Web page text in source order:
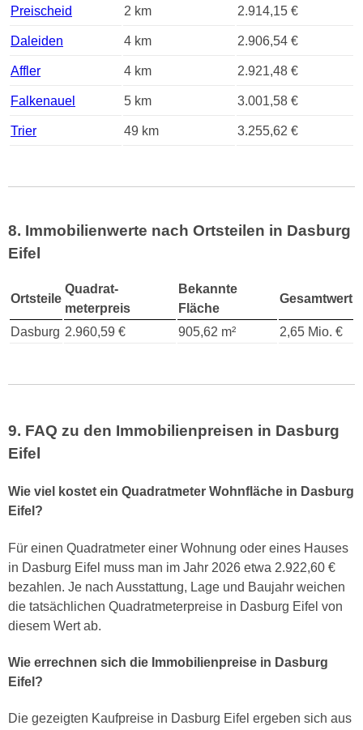
Preischeid 2 km 2.914,15 €
Daleiden 4 km 2.906,54 €
Affler 4 km 2.921,48 €
Falkenauel 5 km 3.001,58 €
Trier 49 km 3.255,62 €
8. Immobilienwerte nach Ortsteilen in Dasburg
Eifel
Ortsteile
Quadrat-
meterpreis
Bekannte
Fläche
Gesamtwert
Dasburg 2.960,59 € 905,62 m² 2,65 Mio. €
9. FAQ zu den Immobilienpreisen in Dasburg
Eifel
Wie viel kostet ein Quadratmeter Wohnfläche in Dasburg
Eifel?
Für einen Quadratmeter einer Wohnung oder eines Hauses
in Dasburg Eifel muss man im Jahr 2026 etwa 2.922,60 €
bezahlen. Je nach Ausstattung, Lage und Baujahr weichen
die tatsächlichen Quadratmeterpreise in Dasburg Eifel von
diesem Wert ab.
Wie errechnen sich die Immobilienpreise in Dasburg
Eifel?
Die gezeigten Kaufpreise in Dasburg Eifel ergeben sich aus